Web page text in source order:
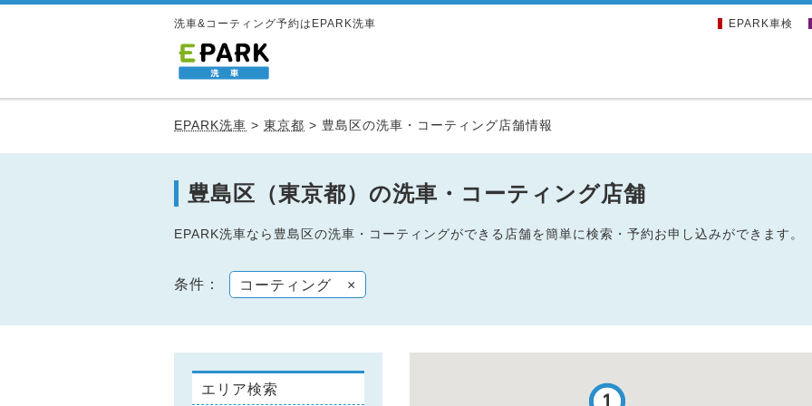
洗車&コーティング予約はEPARK洗車 EPARK車検
EPARK洗車 > 東京都 > 豊島区の洗車・コーティング店舗情報
豊島区（東京都）の洗車・コーティング店舗
EPARK洗車なら豊島区の洗車・コーティングができる店舗を簡単に検索・予約お申し込みができます。
条件： コーティング ×
エリア検索